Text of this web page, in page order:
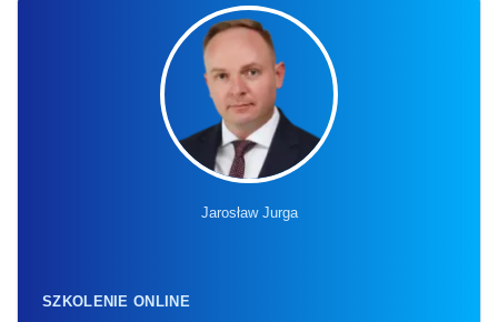
Jarosław Jurga
SZKOLENIE ONLINE